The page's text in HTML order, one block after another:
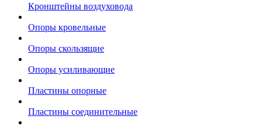
Кронштейны воздуховода
Опоры кровельные
Опоры скользящие
Опоры усиливающие
Пластины опорные
Пластины соединительные